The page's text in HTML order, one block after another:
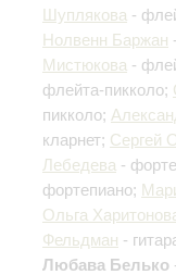
Шуплякова -
Нолвенн Баржан
Мистюкова -
флейта-пикколо;
пикколо;
кларнет; Сергей
Лебедева -
фортепиано;
Ольга
Фельдман -
Любава Белько